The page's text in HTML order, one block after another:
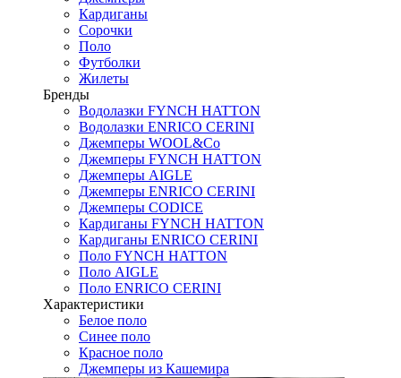
Кардиганы
Сорочки
Поло
Футболки
Жилеты
Бренды
Водолазки FYNCH HATTON
Водолазки ENRICO CERINI
Джемперы WOOL&Co
Джемперы FYNCH HATTON
Джемперы AIGLE
Джемперы ENRICO CERINI
Джемперы CODICE
Кардиганы FYNCH HATTON
Кардиганы ENRICO CERINI
Поло FYNCH HATTON
Поло AIGLE
Поло ENRICO CERINI
Характеристики
Белое поло
Синее поло
Красное поло
Джемперы из Кашемира